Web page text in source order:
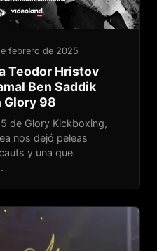
febrero de 2025
Teodor Hristov
Ben Saddik
98
de Glory Kickboxing,
nos dejó peleas
y una que